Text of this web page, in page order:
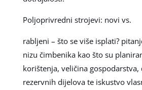
Poljoprivredni strojevi: novi vs.
rabljeni – što se više isplati?
nizu čimbenika kao što su
korištenja, veličina
rezervnih dijelova te iskustvo